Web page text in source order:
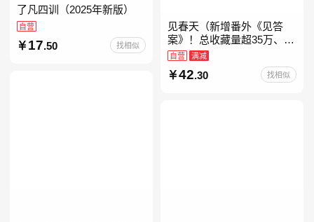
了凡四训（2025年新版）
自营
17.50 找相似
见春天（新增番外《见答
案》！总收藏量超35万、点
击量破千万！晋江人气作者
纵虎嗅花 催泪之作！）
自营 满减
42.30 找相似